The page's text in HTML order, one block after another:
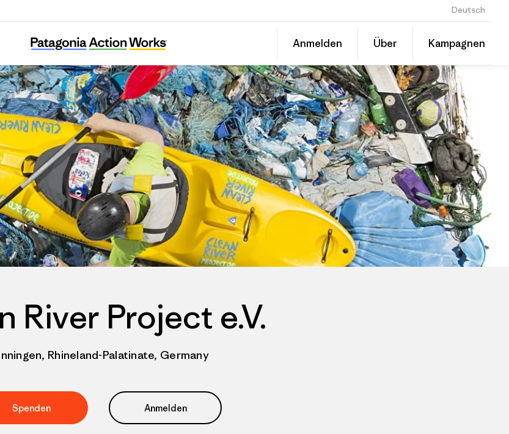
Deutsch
Anmelden Über Kampagnen
Clean River Project e.V.
Diesen
Beitrag
Grantee
LinkedIn
teilen
Spenden
River Project e.V.
Rhineland-Palatinate, Germany
Spenden Anmelden